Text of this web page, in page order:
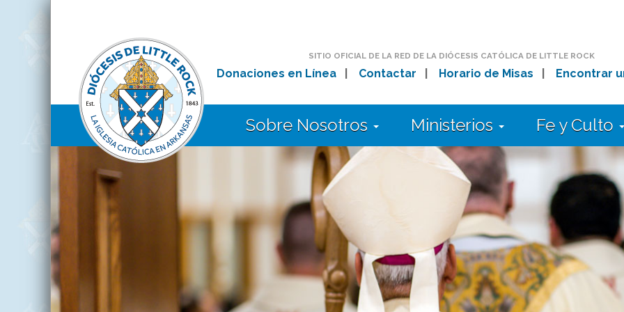
SITIO OFICIAL DE LA RED DE LA DIÓCESIS CATÓLICA DE LITTLE ROCK
Donaciones en Línea| Contactar Horario de Misas Encontrar
Sobre Nosotros Ministerios Fe y Culto